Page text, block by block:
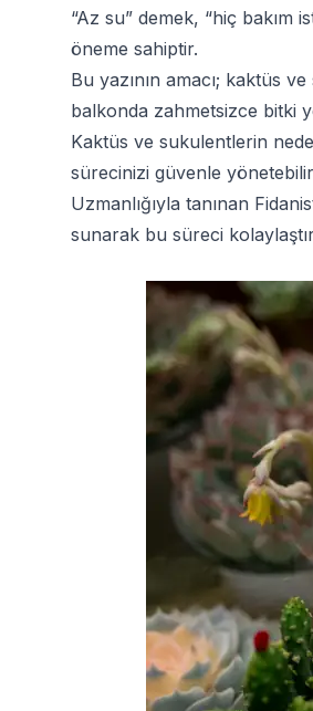
“Az su” demek, “hiç bakım
öneme sahiptir.
Bu yazının amacı; kaktüs
balkonda zahmetsizce bitki
Kaktüs ve sukulentlerin
sürecinizi güvenle
Uzmanlığıyla tanınan
sunarak bu süreci